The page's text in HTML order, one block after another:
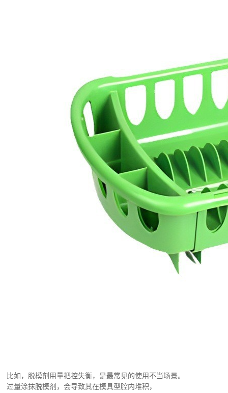
比如，脱模剂用量把控失衡，是最常见的使用不当场景。
过量涂抹脱模剂，会导致其在模具型腔内堆积，